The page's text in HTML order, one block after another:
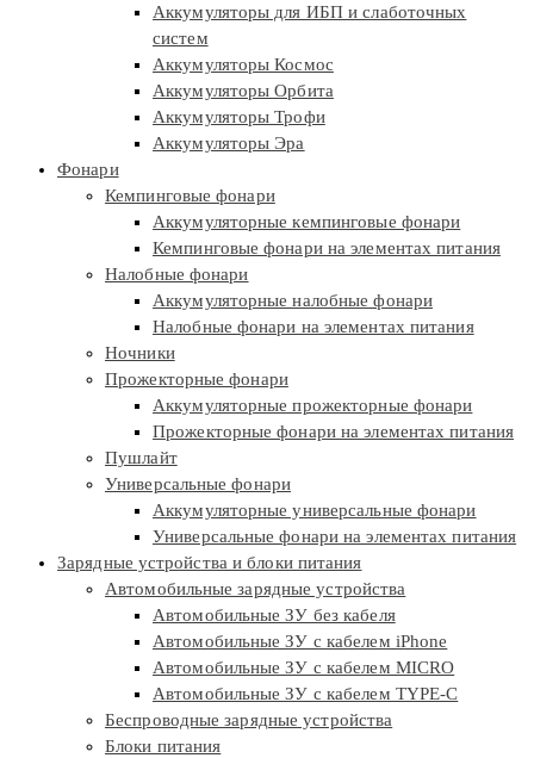
Аккумуляторы для ИБП и слаботочных
систем
Аккумуляторы Космос
Аккумуляторы Орбита
Аккумуляторы Трофи
Аккумуляторы Эра
Фонари
Кемпинговые фонари
Аккумуляторные кемпинговые фонари
Кемпинговые фонари на элементах питания
Налобные фонари
Аккумуляторные налобные фонари
Налобные фонари на элементах питания
Ночники
Прожекторные фонари
Аккумуляторные прожекторные фонари
Прожекторные фонари на элементах питания
Пушлайт
Универсальные фонари
Аккумуляторные универсальные фонари
Универсальные фонари на элементах питания
Зарядные устройства и блоки питания
Автомобильные зарядные устройства
Автомобильные ЗУ без кабеля
Автомобильные ЗУ с кабелем iPhone
Автомобильные ЗУ с кабелем MICRO
Автомобильные ЗУ с кабелем TYPE-C
Беспроводные зарядные устройства
Блоки питания